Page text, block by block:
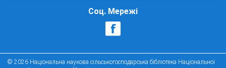
Соц. Мережі
© 2026 Національна наукова сільськогосподарська бібліотека Національної